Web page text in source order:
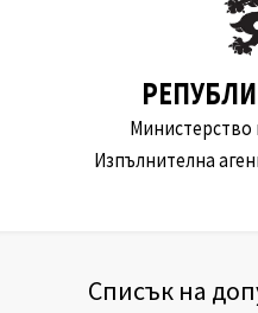
Министерство
Изпълнителна
Списък на